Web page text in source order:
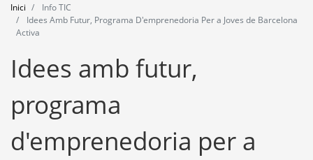
Agenda
Eines
Inici
Info TIC
Idees Amb Futur, Programa D'emprenedoria Per a Joves de Barcelona
Activa
Idees amb futur,
programa
d'emprenedoria per a